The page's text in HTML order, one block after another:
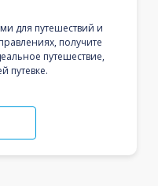
для путешествий и
получите
путешествие,
путевке.